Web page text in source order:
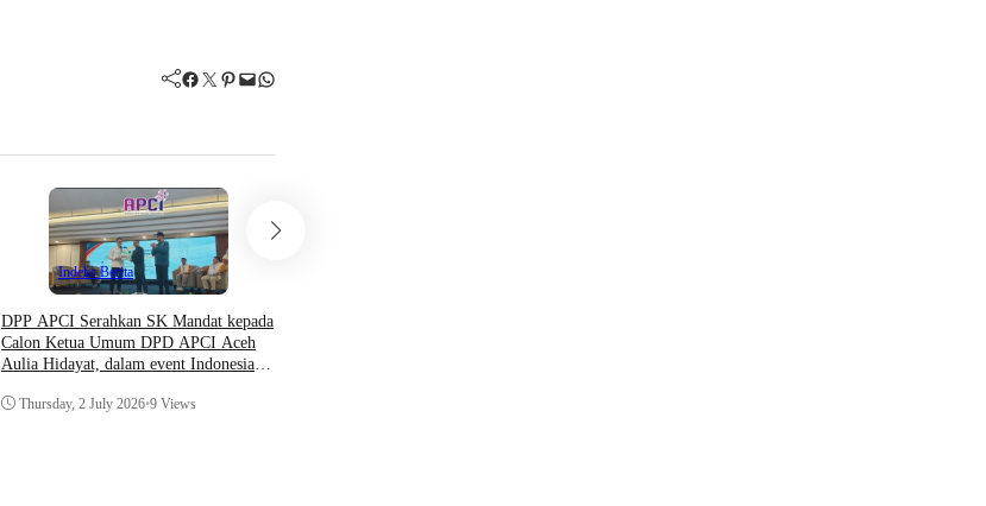
Facebook Twitter Pinterest Mail WhatsApp
Indeks Berita
DPP APCI Serahkan SK Mandat kepada
Calon Ketua Umum DPD APCI Aceh
Aulia Hidayat, dalam event Indonesia
Thursday, 2 July 2026•9 Views